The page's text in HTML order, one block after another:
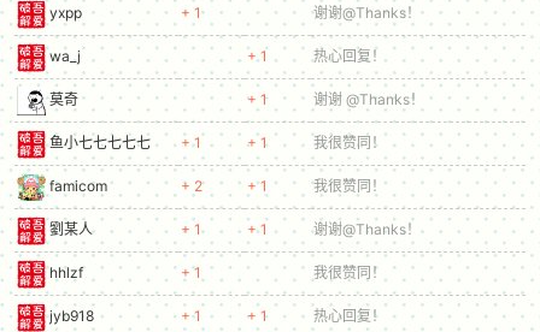
yxpp + 1 谢谢@Thanks！
wa_j + 1 热心回复！
莫奇 + 1 谢谢 @Thanks！
鱼小七七七七七 + 1 + 1 我很赞同！
famicom + 2 + 1 我很赞同！
劉某人 + 1 + 1 谢谢@Thanks！
hhlzf + 1 我很赞同！
jyb918 + 1 + 1 热心回复！